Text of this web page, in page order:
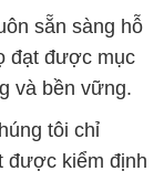
sẵn sàng hỗ
đạt được mục
và bền vững.
tôi chỉ
được kiểm định